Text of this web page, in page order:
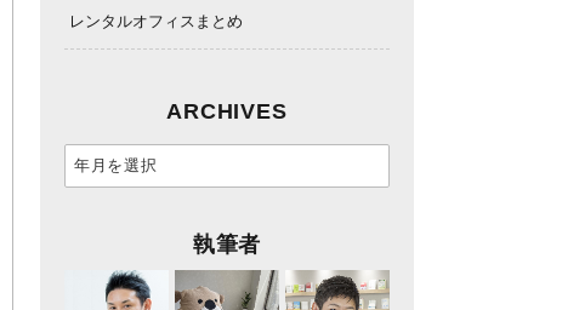
レンタルオフィスまとめ
ARCHIVES
執筆者